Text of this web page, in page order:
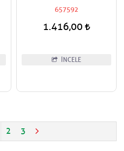
657592
1.416,00
İNCELE
2 3